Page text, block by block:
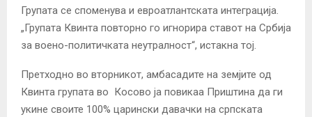
Групата се споменува и евроатлантската интеграција.
„Групата Квинта повторно го игнорира ставот на Србија
за воено-политичката неутралност“, истакна тој.
Претходно во вторникот, амбасадите на земјите од
Квинта групата во Косово ја повикаа Приштина да ги
укине своите 100% царински давачки на српската